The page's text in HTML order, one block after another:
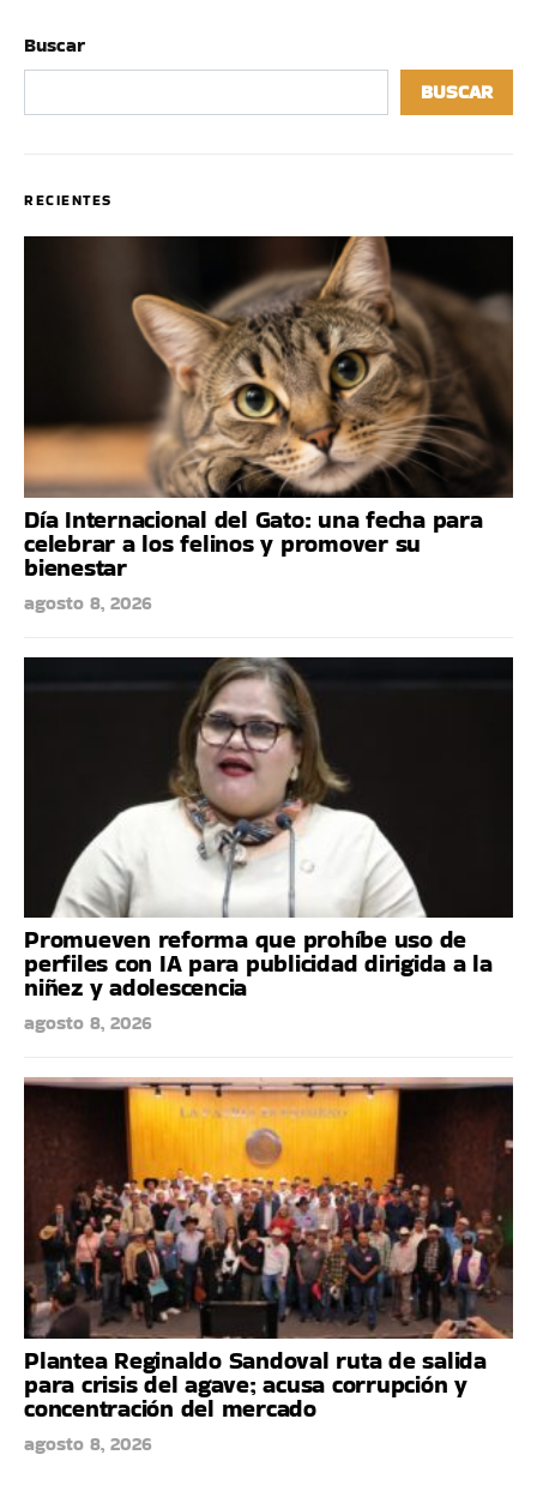
Buscar
BUSCAR
RECIENTES
Día Internacional del Gato: una fecha para
celebrar a los felinos y promover su
bienestar
agosto 8, 2026
Promueven reforma que prohíbe uso de
perfiles con IA para publicidad dirigida a la
niñez y adolescencia
agosto 8, 2026
Plantea Reginaldo Sandoval ruta de salida
para crisis del agave; acusa corrupción y
concentración del mercado
agosto 8, 2026